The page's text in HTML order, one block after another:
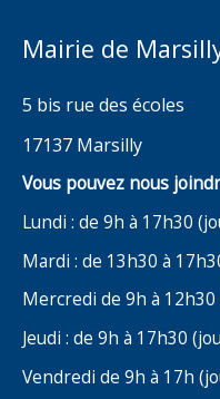
Mairie de
5 bis rue des écoles
17137 Marsilly
Vous pouvez nous
Lundi : de 9h à 17h30
Mardi : de 13h30 à
Mercredi de 9h à
Jeudi : de 9h à 17h30
Vendredi de 9h à 17h